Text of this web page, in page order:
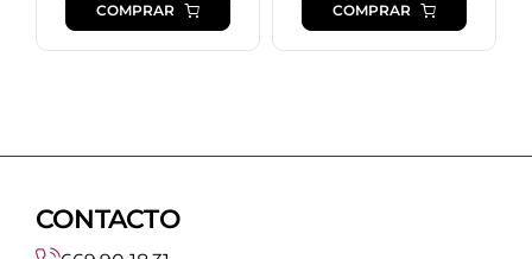
COMPRAR COMPRAR
CONTACTO